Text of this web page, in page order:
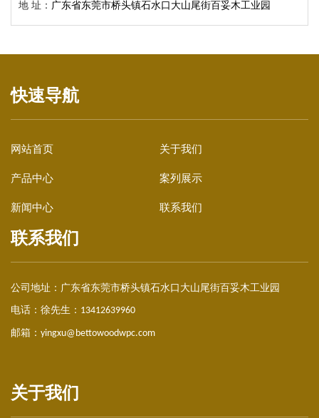
广西弄拉廊架与栈道
地 址： 广东省东莞市桥头镇石水口大山尾街百妥木工业园
快速导航
网站首页 关于我们
产品中心 案列展示
新闻中心 联系我们
联系我们
公司地址： 广东省东莞市桥头镇石水口大山尾街百妥木工业园
电话：徐先生： 13412639960
邮箱： yingxu@bettowoodwpc.com
关于我们